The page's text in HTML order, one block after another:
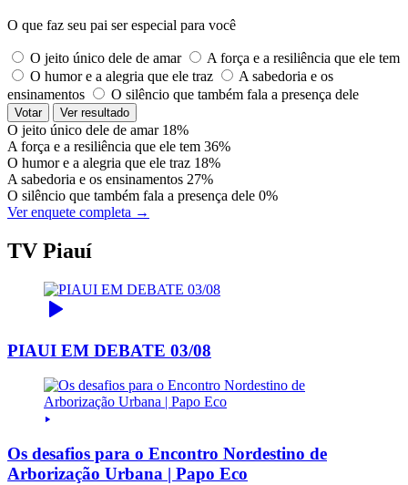
O que faz seu pai ser especial para você
O jeito único dele de amar
A força e a resiliência que ele tem
O humor e a alegria que ele traz
A sabedoria e os
ensinamentos
O silêncio que também fala a presença dele
Votar Ver resultado
O jeito único dele de amar 18%
A força e a resiliência que ele tem 36%
O humor e a alegria que ele traz 18%
A sabedoria e os ensinamentos 27%
O silêncio que também fala a presença dele 0%
Ver enquete completa →
TV Piauí
PIAUI EM DEBATE 03/08
Os desafios para o Encontro Nordestino de
Arborização Urbana | Papo Eco